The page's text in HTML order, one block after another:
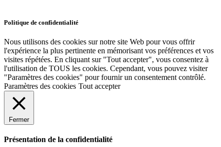
Politique de confidentialité
Nous utilisons des cookies sur notre site Web pour vous offrir
l'expérience la plus pertinente en mémorisant vos préférences et vos
visites répétées. En cliquant sur "Tout accepter", vous consentez à
l'utilisation de TOUS les cookies. Cependant, vous pouvez visiter
"Paramètres des cookies" pour fournir un consentement contrôlé.
Paramètres des cookies Tout accepter
Fermer
Présentation de la confidentialité